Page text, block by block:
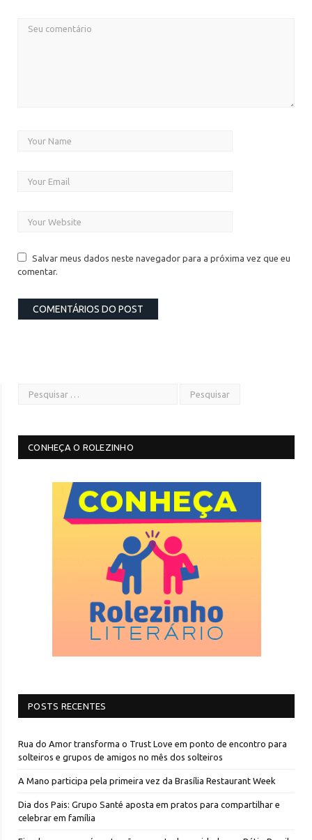
Salvar meus dados neste navegador para a próxima vez que eu
comentar.
CONHEÇA O ROLEZINHO
POSTS RECENTES
Rua do Amor transforma o Trust Love em ponto de encontro para
solteiros e grupos de amigos no mês dos solteiros
A Mano participa pela primeira vez da Brasília Restaurant Week
Dia dos Pais: Grupo Santé aposta em pratos para compartilhar e
celebrar em família